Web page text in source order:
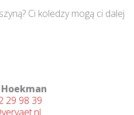
Ci koledzy mogą ci dalej
29 98 39